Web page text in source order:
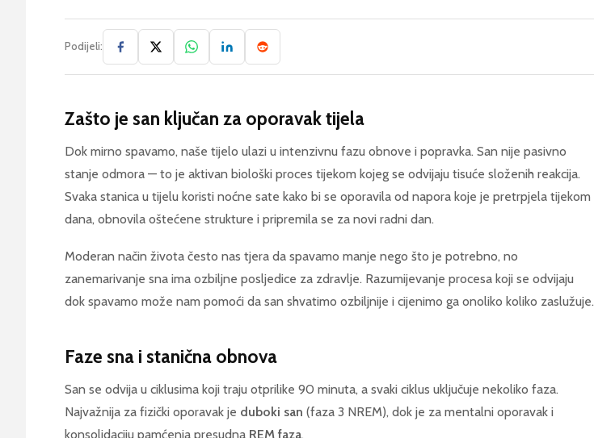
Podijeli:
Zašto je san ključan za oporavak tijela
Dok mirno spavamo, naše tijelo ulazi u intenzivnu fazu obnove i popravka. San nije pasivno
stanje odmora — to je aktivan biološki proces tijekom kojeg se odvijaju tisuće složenih reakcija.
Svaka stanica u tijelu koristi noćne sate kako bi se oporavila od napora koje je pretrpjela tijekom
dana, obnovila oštećene strukture i pripremila se za novi radni dan.
Moderan način života često nas tjera da spavamo manje nego što je potrebno, no
zanemarivanje sna ima ozbiljne posljedice za zdravlje. Razumijevanje procesa koji se odvijaju
dok spavamo može nam pomoći da san shvatimo ozbiljnije i cijenimo ga onoliko koliko zaslužuje.
Faze sna i stanična obnova
San se odvija u ciklusima koji traju otprilike 90 minuta, a svaki ciklus uključuje nekoliko faza.
Najvažnija za fizički oporavak je duboki san (faza 3 NREM), dok je za mentalni oporavak i
konsolidaciju pamćenja presudna REM faza.